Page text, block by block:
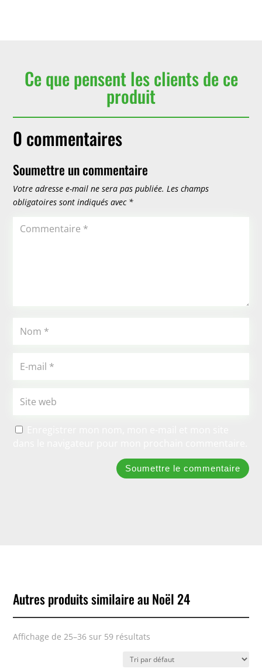
Ce que pensent les clients de ce
produit
0 commentaires
Soumettre un commentaire
Votre adresse e-mail ne sera pas publiée. Les champs
obligatoires sont indiqués avec *
Soumettre le commentaire
Autres produits similaire au Noël 24
Affichage de 25–36 sur 59 résultats